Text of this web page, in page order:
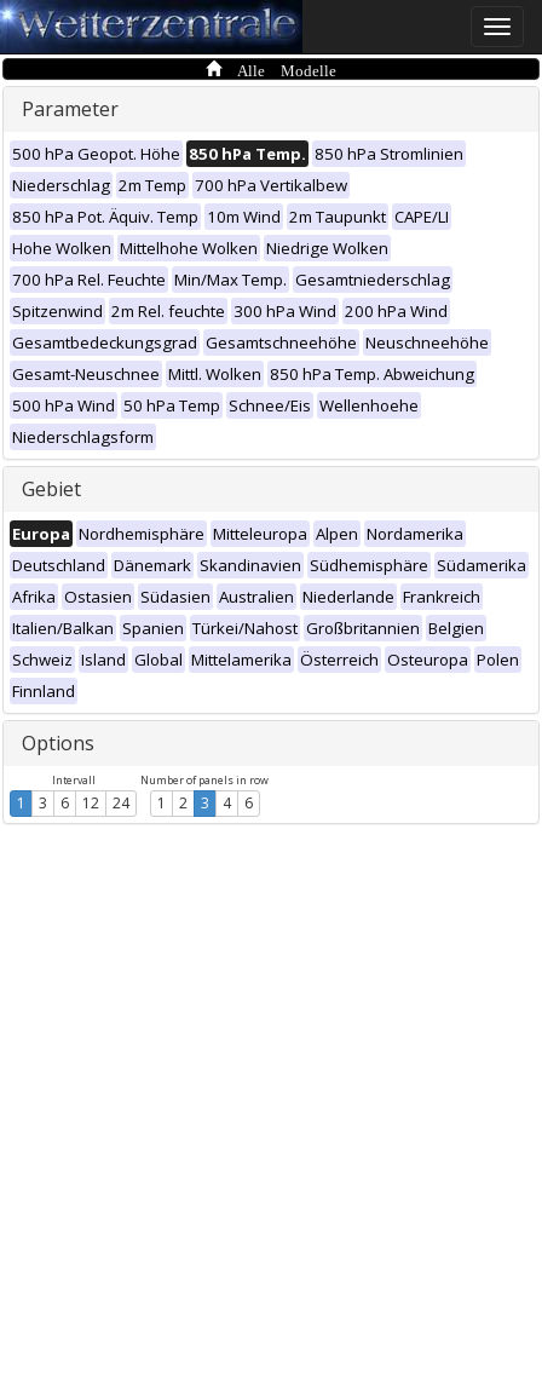
Toggle
Alle Modelle
Parameter
500 hPa Geopot. Höhe 850 hPa Temp. 850 hPa Stromlinien
Niederschlag 2m Temp 700 hPa Vertikalbew
850 hPa Pot. Äquiv. Temp 10m Wind 2m Taupunkt CAPE/LI
Hohe Wolken Mittelhohe Wolken Niedrige Wolken
700 hPa Rel. Feuchte Min/Max Temp. Gesamtniederschlag
Spitzenwind 2m Rel. feuchte 300 hPa Wind 200 hPa Wind
Gesamtbedeckungsgrad Gesamtschneehöhe Neuschneehöhe
Gesamt-Neuschnee Mittl. Wolken 850 hPa Temp. Abweichung
500 hPa Wind 50 hPa Temp Schnee/Eis Wellenhoehe
Niederschlagsform
Gebiet
Europa Nordhemisphäre Mitteleuropa Alpen Nordamerika
Deutschland Dänemark Skandinavien Südhemisphäre Südamerika
Afrika Ostasien Südasien Australien Niederlande Frankreich
Italien/Balkan Spanien Türkei/Nahost Großbritannien Belgien
Schweiz Island Global Mittelamerika Österreich Osteuropa Polen
Finnland
Options
Intervall
1 3 6 12 24
Number of panels in row
1 2 3 4 6